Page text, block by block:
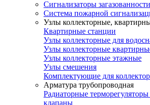
Сигнализаторы загазованности
Система пожарной
Узлы коллекторные,
Квартирные станции
Узлы коллекторные для
Узлы коллекторные
Узлы коллекторные этажные
Узлы смешения
Комплектующие для
Арматура трубопроводная
Радиаторные
клапаны